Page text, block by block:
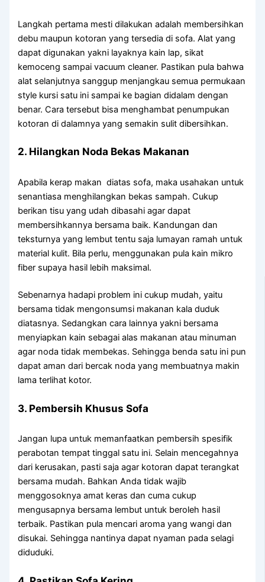
Langkah pertama mesti dilakukan adalah membersihkan
debu maupun kotoran yang tersedia di sofa. Alat yang
dapat digunakan yakni layaknya kain lap, sikat
kemoceng sampai vacuum cleaner. Pastikan pula bahwa
alat selanjutnya sanggup menjangkau semua permukaan
style kursi satu ini sampai ke bagian didalam dengan
benar. Cara tersebut bisa menghambat penumpukan
kotoran di dalamnya yang semakin sulit dibersihkan.
2. Hilangkan Noda Bekas Makanan
Apabila kerap makan diatas sofa, maka usahakan untuk
senantiasa menghilangkan bekas sampah. Cukup
berikan tisu yang udah dibasahi agar dapat
membersihkannya bersama baik. Kandungan dan
teksturnya yang lembut tentu saja lumayan ramah untuk
material kulit. Bila perlu, menggunakan pula kain mikro
fiber supaya hasil lebih maksimal.
Sebenarnya hadapi problem ini cukup mudah, yaitu
bersama tidak mengonsumsi makanan kala duduk
diatasnya. Sedangkan cara lainnya yakni bersama
menyiapkan kain sebagai alas makanan atau minuman
agar noda tidak membekas. Sehingga benda satu ini pun
dapat aman dari bercak noda yang membuatnya makin
lama terlihat kotor.
3. Pembersih Khusus Sofa
Jangan lupa untuk memanfaatkan pembersih spesifik
perabotan tempat tinggal satu ini. Selain mencegahnya
dari kerusakan, pasti saja agar kotoran dapat terangkat
bersama mudah. Bahkan Anda tidak wajib
menggosoknya amat keras dan cuma cukup
mengusapnya bersama lembut untuk beroleh hasil
terbaik. Pastikan pula mencari aroma yang wangi dan
disukai. Sehingga nantinya dapat nyaman pada selagi
diduduki.